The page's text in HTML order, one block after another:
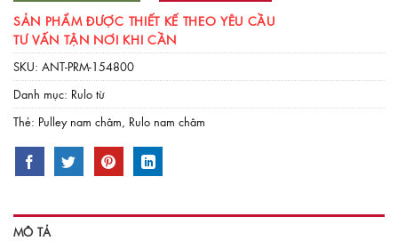
SẢN PHẨM ĐƯỢC THIẾT KẾ THEO YÊU CẦU
TƯ VẤN TẬN NƠI KHI CẦN
SKU: ANT-PRM-154800
Danh mục: Rulo từ
Thẻ: Pulley nam châm, Rulo nam châm
MÔ TẢ